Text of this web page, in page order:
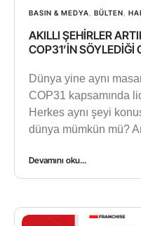
BASIN & MEDYA BÜLTEN
AKILLI ŞEHİRLER
COP31’İN SÖYLEDİĞİ
Dünya yine aynı
COP31 kapsamında
Herkes aynı şeyi
dünya mümkün mü?
Devamını oku...